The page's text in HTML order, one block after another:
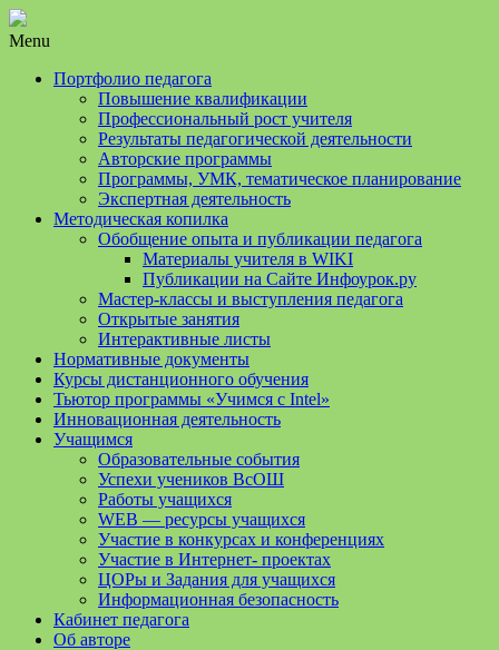
Menu
Портфолио педагога
Повышение квалификации
Профессиональный рост учителя
Результаты педагогической деятельности
Авторские программы
Программы, УМК, тематическое планирование
Экспертная деятельность
Методическая копилка
Обобщение опыта и публикации педагога
Материалы учителя в WIKI
Публикации на Сайте Инфоурок.ру
Мастер-классы и выступления педагога
Открытые занятия
Интерактивные листы
Нормативные документы
Курсы дистанционного обучения
Тьютор программы «Учимся с Intel»
Инновационная деятельность
Учащимся
Образовательные события
Успехи учеников ВсОШ
Работы учащихся
WEB — ресурсы учащихся
Участие в конкурсах и конференциях
Участие в Интернет- проектах
ЦОРы и Задания для учащихся
Информационная безопасность
Кабинет педагога
Об авторе